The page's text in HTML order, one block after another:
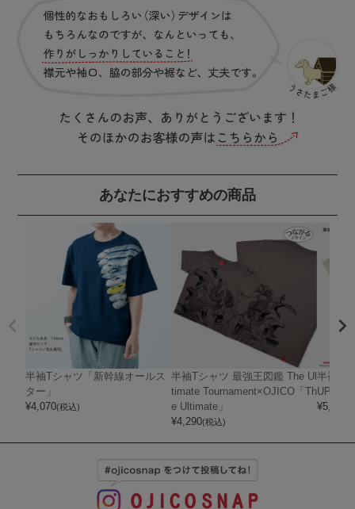
あなたにおすすめの商品
半袖Tシャツ「新幹線オールス
ター」
¥4,070(税込)
半袖Tシャツ 最強王図鑑 The Ul
timate Tournament×OJICO「Th
e Ultimate」
¥4,290(税込)
半袖T
UPER
¥5,720